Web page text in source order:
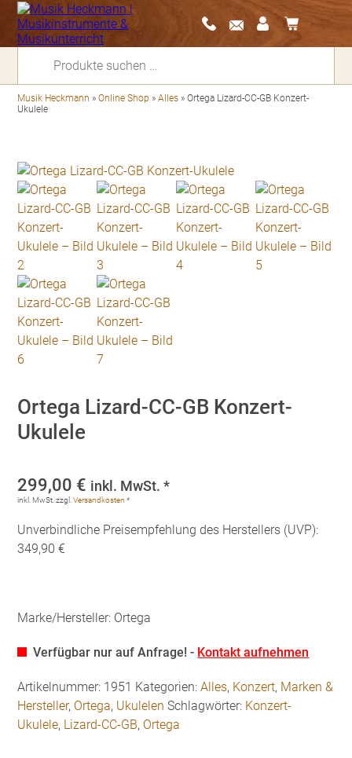
Musik Heckmann »Online Shop »Alles »Ortega Lizard-CC-GB Konzert-
Ukulele
Ortega Lizard-CC-GB Konzert-
Ukulele
299,00 € inkl. MwSt. *
inkl. MwSt. zzgl.Versandkosten *
Unverbindliche Preisempfehlung des Herstellers (UVP):
349,90 €
Marke/Hersteller: Ortega
Verfügbar nur auf Anfrage! - Kontakt aufnehmen
Artikelnummer: 1951 Kategorien:Alles, Konzert, Marken &
Hersteller, Ortega, Ukulelen Schlagwörter: Konzert-
Ukulele, Lizard-CC-GB, Ortega